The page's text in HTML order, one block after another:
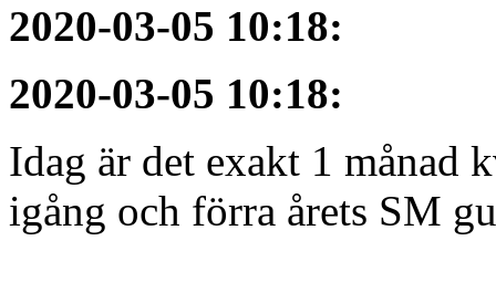
2020-03-05 10:18:
2020-03-05 10:18:
Idag är det exakt 1 månad
igång och förra årets SM